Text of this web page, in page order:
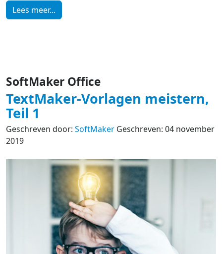
Lees meer...
SoftMaker Office
TextMaker-Vorlagen meistern,
Teil 1
Geschreven door: SoftMaker Geschreven: 04 november
2019